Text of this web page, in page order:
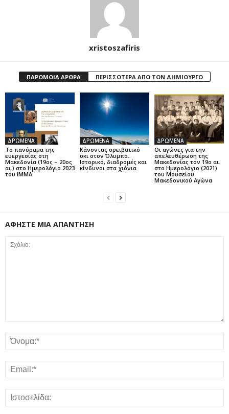
xristoszafiris
ΠΑΡΟΜΟΙΑ ΑΡΘΡΑ ΠΕΡΙΣΣΟΤΕΡΑ ΑΠΟ ΤΟΝ ΔΗΜΙΟΥΡΓΟ
ΔΡΩΜΕΝΑ
Το πανόραμα της
ευεργεσίας στη
Μακεδονία (19ος – 20ος
αι.) στο Ημερολόγιο 2023
του ΙΜΜΑ
ΔΡΩΜΕΝΑ
Κάνοντας ορειβατικό
σκι στον Όλυμπο.
Ιστορικό, διαδρομές και
κίνδυνοι στα χιόνια
ΔΡΩΜΕΝΑ
Οι αγώνες για την
απελευθέρωση της
Μακεδονίας τον 19ο αι.
στο Ημερολόγιο (2021)
του Μουσείου
Μακεδονικού Αγώνα
ΑΦΗΣΤΕ ΜΙΑ ΑΠΑΝΤΗΣΗ